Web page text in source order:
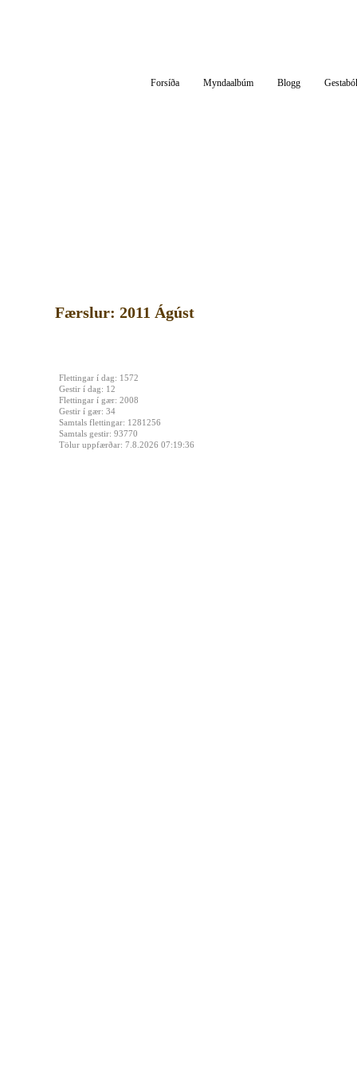
Forsíða Myndaalbúm Blogg
Færslur: 2011 Ágúst
Flettingar í dag: 1572
Gestir í dag: 12
Flettingar í gær: 2008
Gestir í gær: 34
Samtals flettingar: 1281256
Samtals gestir: 93770
Tölur uppfærðar: 7.8.2026 07:19:36